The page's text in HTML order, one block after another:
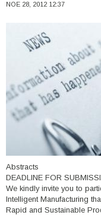
ΝΟΕ 28, 2012 12:37
Abstracts
DEADLINE FOR
We kindly invite you to
Intelligent Manufacturing
Rapid and Sustainable